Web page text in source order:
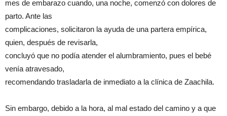
mes de embarazo cuando, una noche, comenzó con dolores de
parto. Ante las
complicaciones, solicitaron la ayuda de una partera empírica,
quien, después de revisarla,
concluyó que no podía atender el alumbramiento, pues el bebé
venía atravesado,
recomendando trasladarla de inmediato a la clínica de Zaachila.
Sin embargo, debido a la hora, al mal estado del camino y a que